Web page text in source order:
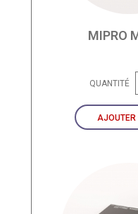
MIPRO
QUANTITÉ